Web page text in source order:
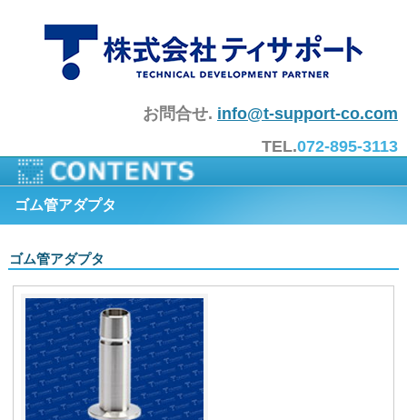
お問合せ. info@t-support-co.com
TEL.072-895-3113
ゴム管アダプタ
ゴム管アダプタ